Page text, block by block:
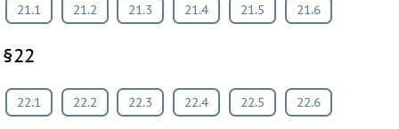
21.1 21.2 21.3 21.4 21.5 21.6
§22
22.1 22.2 22.3 22.4 22.5 22.6